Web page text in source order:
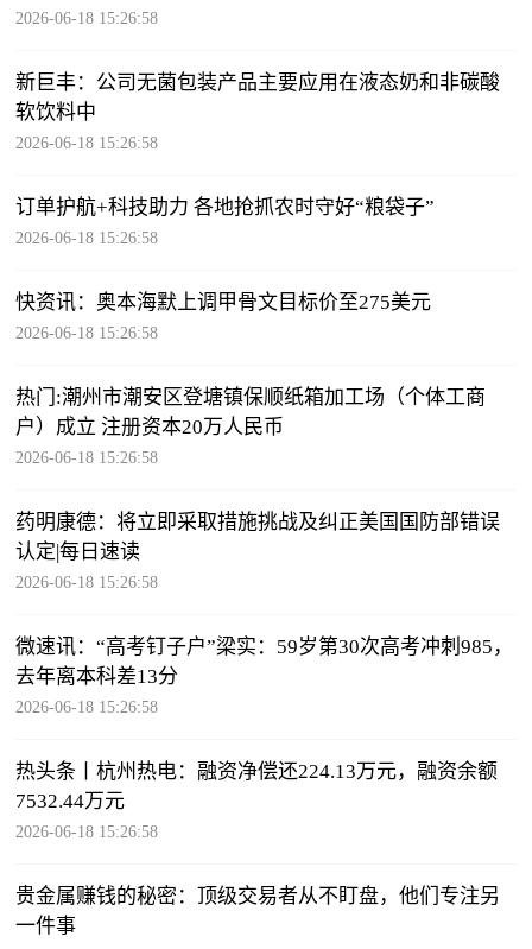
2026-06-18 15:26:58
新巨丰：公司无菌包装产品主要应用在液态奶和非碳酸
软饮料中
2026-06-18 15:26:58
订单护航+科技助力 各地抢抓农时守好“粮袋子”
2026-06-18 15:26:58
快资讯：奥本海默上调甲骨文目标价至275美元
2026-06-18 15:26:58
热门:潮州市潮安区登塘镇保顺纸箱加工场（个体工商
户）成立 注册资本20万人民币
2026-06-18 15:26:58
药明康德：将立即采取措施挑战及纠正美国国防部错误
认定|每日速读
2026-06-18 15:26:58
微速讯：“高考钉子户”梁实：59岁第30次高考冲刺985，
去年离本科差13分
2026-06-18 15:26:58
热头条丨杭州热电：融资净偿还224.13万元，融资余额
7532.44万元
2026-06-18 15:26:58
贵金属赚钱的秘密：顶级交易者从不盯盘，他们专注另
一件事